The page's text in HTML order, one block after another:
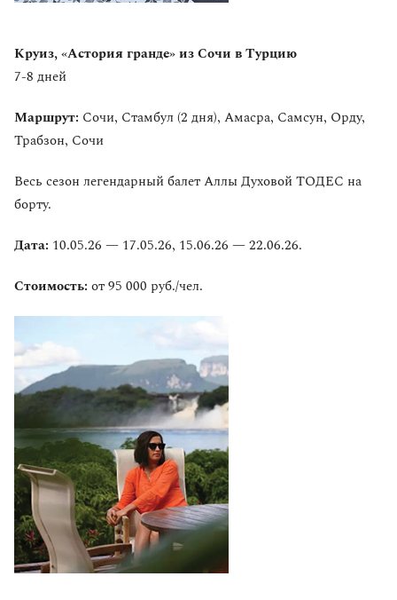
Круиз, «Астория гранде» из Сочи в Турцию
7-8 дней
Маршрут: Сочи, Стамбул (2 дня), Амасра, Самсун, Орду,
Трабзон, Сочи
Весь сезон легендарный балет Аллы Духовой ТОДЕС на
борту.
Дата: 10.05.26 — 17.05.26, 15.06.26 — 22.06.26.
Стоимость: от 95 000 руб./чел.